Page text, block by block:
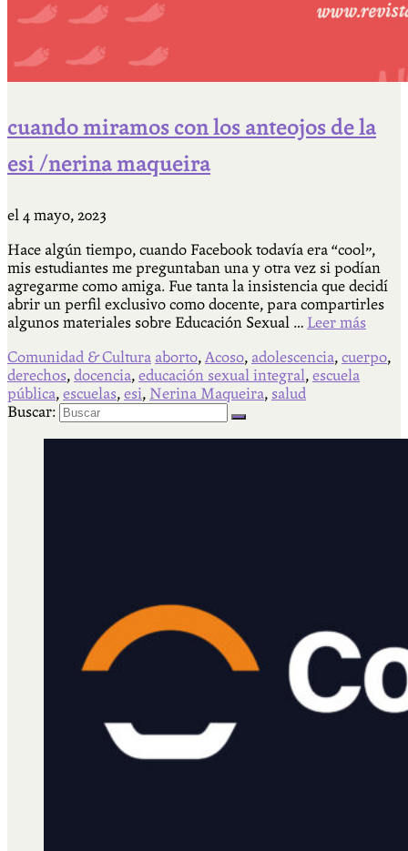
cuando miramos con los anteojos de la
esi /nerina maqueira
el 4 mayo, 2023
Hace algún tiempo, cuando Facebook todavía era “cool”,
mis estudiantes me preguntaban una y otra vez si podían
agregarme como amiga. Fue tanta la insistencia que decidí
abrir un perfil exclusivo como docente, para compartirles
algunos materiales sobre Educación Sexual … Leer más
Comunidad & Cultura aborto, Acoso, adolescencia, cuerpo,
derechos, docencia, educación sexual integral, escuela
pública, escuelas, esi, Nerina Maqueira, salud
Buscar: